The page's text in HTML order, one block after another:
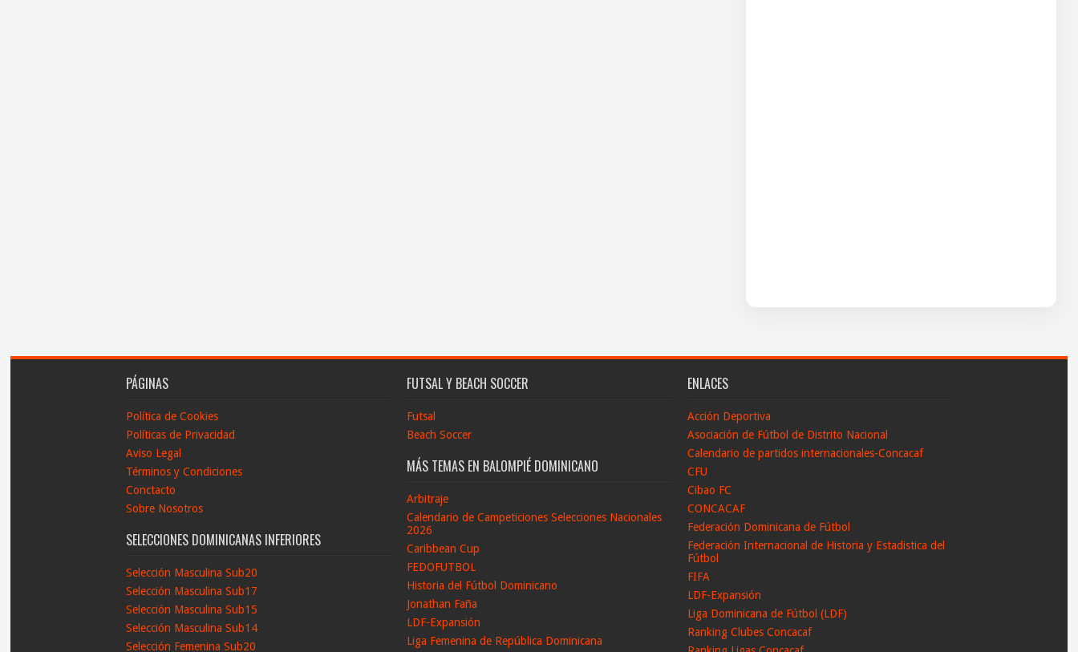
PÁGINAS
Política de Cookies
Políticas de Privacidad
Aviso Legal
Términos y Condiciones
Conctacto
Sobre Nosotros
SELECCIONES DOMINICANAS INFERIORES
Selección Masculina Sub20
Selección Masculina Sub17
Selección Masculina Sub15
Selección Masculina Sub14
Selección Femenina Sub20
FUTSAL Y BEACH SOCCER
Futsal
Beach Soccer
MÁS TEMAS EN BALOMPIÉ DOMINICANO
Arbitraje
Calendario de Campeticiones Selecciones Nacionales
2026
Caribbean Cup
FEDOFUTBOL
Historia del Fútbol Dominicano
Jonathan Faña
LDF-Expansión
Liga Femenina de República Dominicana
ENLACES
Acción Deportiva
Asociación de Fútbol de Distrito Nacional
Calendario de partidos internacionales-Concacaf
CFU
Cibao FC
CONCACAF
Federación Dominicana de Fútbol
Federación Internacional de Historia y Estadistica del
Fútbol
FIFA
LDF-Expansión
Liga Dominicana de Fútbol (LDF)
Ranking Clubes Concacaf